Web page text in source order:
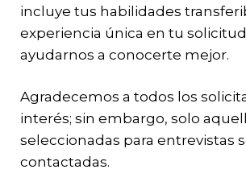
incluye tus habilidades
experiencia única en tu
ayudarnos a conocerte mejor.
Agradecemos a todos los
interés; sin embargo, solo
seleccionadas para entrevistas
contactadas.